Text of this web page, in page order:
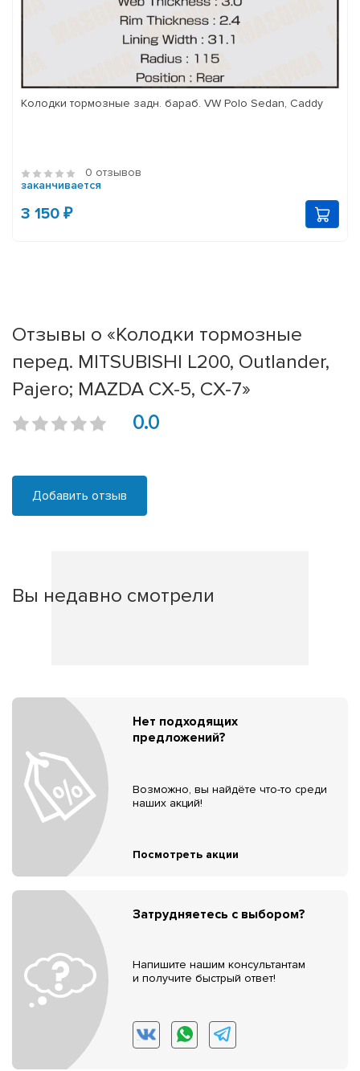
Колодки тормозные задн. бараб. VW Polo Sedan, Caddy
0 отзывов
заканчивается
3 150 ₽
Отзывы о «Колодки тормозные
перед. MITSUBISHI L200, Outlander,
Pajero; MAZDA CX-5, CX-7»
0.0
Добавить отзыв
Вы недавно смотрели
Нет подходящих
предложений?
Возможно, вы найдёте что-то среди
наших акций!
Посмотреть акции
Затрудняетесь с выбором?
Напишите нашим консультантам
и получите быстрый ответ!